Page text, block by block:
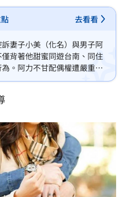
去看看
妻子小美（化名）與男子阿
背著他甜蜜同遊台南、同住
。阿力不甘配偶權遭嚴重侵
萬元。雖然小美與阿強在
和阿強應連帶賠償30萬元。